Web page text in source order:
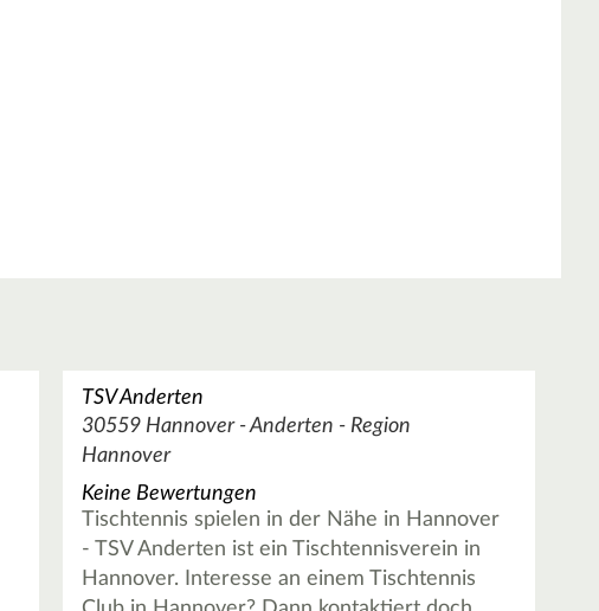
TSV Anderten
30559 Hannover - Anderten - Region
Hannover
Keine Bewertungen
Tischtennis spielen in der Nähe in Hannover
- TSV Anderten ist ein Tischtennisverein in
Hannover. Interesse an einem Tischtennis